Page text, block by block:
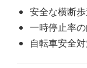
安全な横断
一時停止率
自転車安全